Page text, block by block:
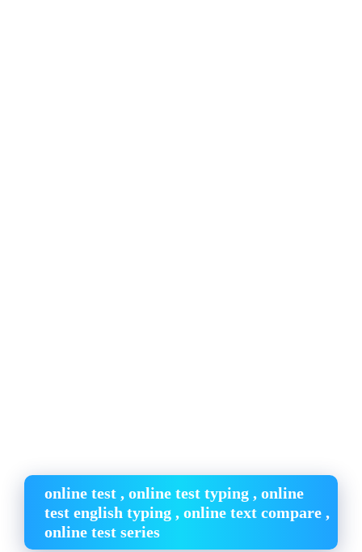
online test , online test typing , online
test english typing , online text compare ,
online test series